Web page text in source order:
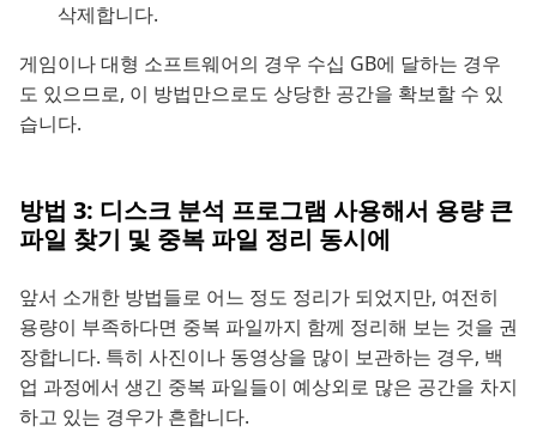
삭제합니다.
게임이나 대형 소프트웨어의 경우 수십 GB에 달하는 경우
도 있으므로, 이 방법만으로도 상당한 공간을 확보할 수 있
습니다.
방법 3: 디스크 분석 프로그램 사용해서 용량 큰
파일 찾기 및 중복 파일 정리 동시에
앞서 소개한 방법들로 어느 정도 정리가 되었지만, 여전히
용량이 부족하다면 중복 파일까지 함께 정리해 보는 것을 권
장합니다. 특히 사진이나 동영상을 많이 보관하는 경우, 백
업 과정에서 생긴 중복 파일들이 예상외로 많은 공간을 차지
하고 있는 경우가 흔합니다.